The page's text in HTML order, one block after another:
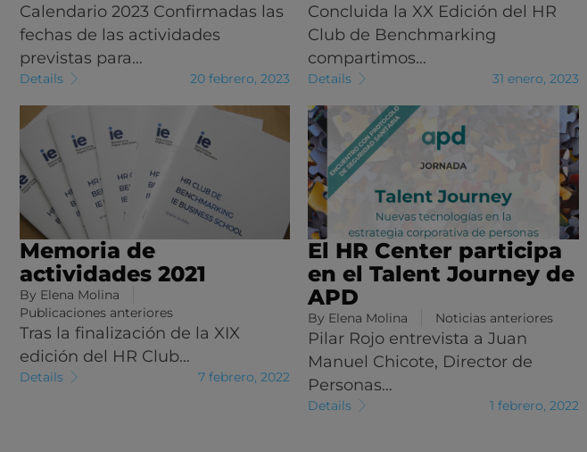
Calendario 2023 Confirmadas las
fechas de las actividades
previstas para…
Details 20 febrero, 2023
Concluida la XX Edición del HR
Club de Benchmarking
compartimos…
Details 31 enero, 2023
Memoria de
actividades 2021
By Elena Molina
Publicaciones anteriores
Tras la finalización de la XIX
edición del HR Club…
Details 7 febrero, 2022
El HR Center participa
en el Talent Journey de
APD
By Elena Molina Noticias anteriores
Pilar Rojo entrevista a Juan
Manuel Chicote, Director de
Personas…
Details 1 febrero, 2022